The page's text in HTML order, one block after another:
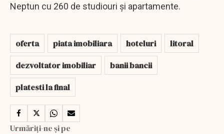
Neptun cu 260 de studiouri și apartamente.
oferta piata imobiliara hoteluri
litoral
dezvoltator imobiliar
banii bancii
platesti la final
Urmăriți-ne și pe